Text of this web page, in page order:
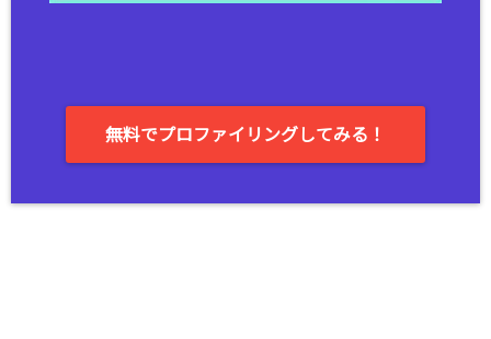
無料でプロファイリングしてみる！